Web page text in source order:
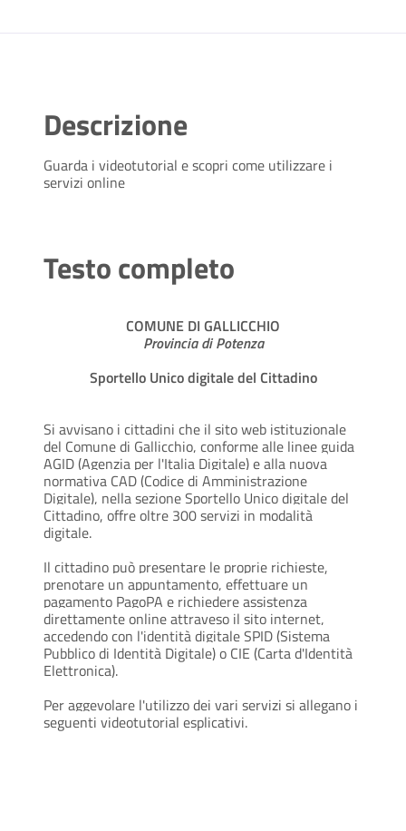
Descrizione
Guarda i videotutorial e scopri come utilizzare i
servizi online
Testo completo
COMUNE DI GALLICCHIO
Provincia di Potenza
Sportello Unico digitale del Cittadino
Si avvisano i cittadini che il sito web istituzionale
del Comune di Gallicchio, conforme alle linee guida
AGID (Agenzia per l'Italia Digitale) e alla nuova
normativa CAD (Codice di Amministrazione
Digitale), nella sezione Sportello Unico digitale del
Cittadino, offre oltre 300 servizi in modalità
digitale.
Il cittadino può presentare le proprie richieste,
prenotare un appuntamento, effettuare un
pagamento PagoPA e richiedere assistenza
direttamente online attraveso il sito internet,
accedendo con l'identità digitale SPID (Sistema
Pubblico di Identità Digitale) o CIE (Carta d'Identità
Elettronica).
Per aggevolare l'utilizzo dei vari servizi si allegano i
seguenti videotutorial esplicativi.